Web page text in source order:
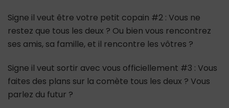
Signe il veut être votre petit copain #2 : Vous ne
restez que tous les deux ? Ou bien vous rencontrez
ses amis, sa famille, et il rencontre les vôtres ?
Signe il veut sortir avec vous officiellement #3 : Vous
faites des plans sur la comète tous les deux ? Vous
parlez du futur ?